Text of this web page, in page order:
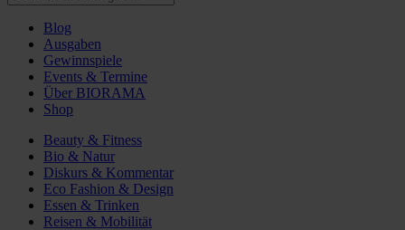
Blog
Ausgaben
Gewinnspiele
Events & Termine
Über BIORAMA
Shop
Beauty & Fitness
Bio & Natur
Diskurs & Kommentar
Eco Fashion & Design
Essen & Trinken
Reisen & Mobilität